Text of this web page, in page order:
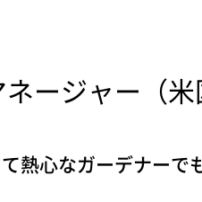
ージャー（米
熱心なガーデナーで